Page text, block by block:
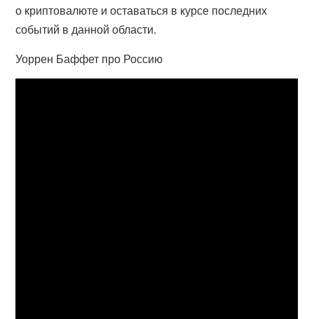
о криптовалюте и оставаться в курсе последних
событий в данной области.
Уоррен Баффет про Россию